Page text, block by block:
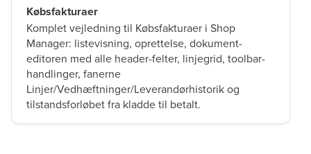
Købsfakturaer
Komplet vejledning til Købsfakturaer i Shop
Manager: listevisning, oprettelse, dokument-
editoren med alle header-felter, linjegrid, toolbar-
handlinger, fanerne
Linjer/Vedhæftninger/Leverandørhistorik og
tilstandsforløbet fra kladde til betalt.